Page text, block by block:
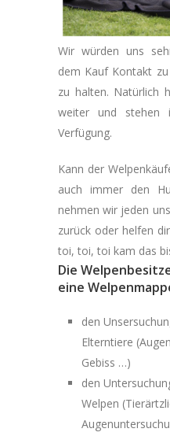
Wir würden uns
dem Kauf Kontakt
zu halten. Natürlich
weiter und stehen
Verfügung.
Kann der
auch immer den
nehmen wir jeden
zurück oder helfen
toi, toi, toi kam das
Die
eine
den
Elterntiere
Gebiss …)
den
Welpen